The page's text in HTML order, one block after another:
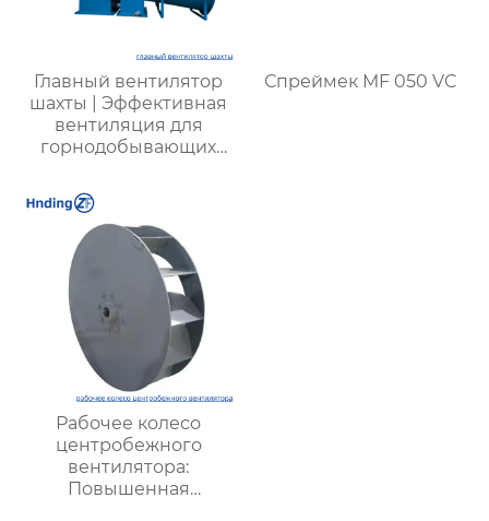
Главный вентилятор
шахты | Эффективная
вентиляция для
горнодобывающих
Надежные системы
безопасности
Спреймек MF 050 VC
Рабочее колесо
центробежного
вентилятора:
Повышенная